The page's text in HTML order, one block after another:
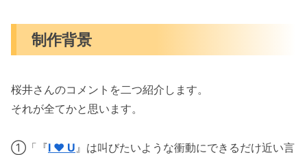
制作背景
桜井さんのコメントを二つ紹介します。
それが全てかと思います。
①「『I ♥ U 』は叫びたいような衝動にできるだけ近い言